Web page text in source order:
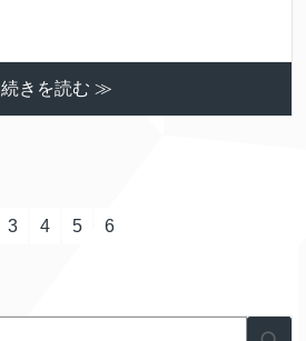
続きを読む ≫
3 4 5 6